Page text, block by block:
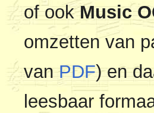
of ookMusic
omzetten van
vanPDF) en
leesbaar